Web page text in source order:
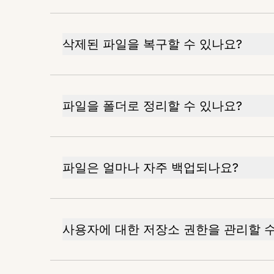
삭제된 파일을 복구할 수 있나요?
파일을 폴더로 정리할 수 있나요?
파일은 얼마나 자주 백업되나요?
사용자에 대한 저장소 권한을 관리할